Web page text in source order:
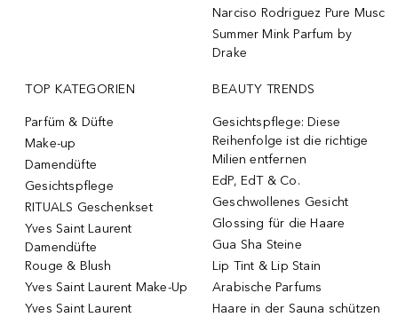
Narciso Rodriguez Pure Musc
Summer Mink Parfum by
Drake
TOP KATEGORIEN
Parfüm & Düfte
Make-up
Damendüfte
Gesichtspflege
RITUALS Geschenkset
Yves Saint Laurent
Damendüfte
Rouge & Blush
Yves Saint Laurent Make-Up
Yves Saint Laurent
BEAUTY TRENDS
Gesichtspflege: Diese
Reihenfolge ist die richtige
Milien entfernen
EdP, EdT & Co.
Geschwollenes Gesicht
Glossing für die Haare
Gua Sha Steine
Lip Tint & Lip Stain
Arabische Parfums
Haare in der Sauna schützen